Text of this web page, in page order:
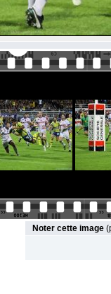
Noter cette image